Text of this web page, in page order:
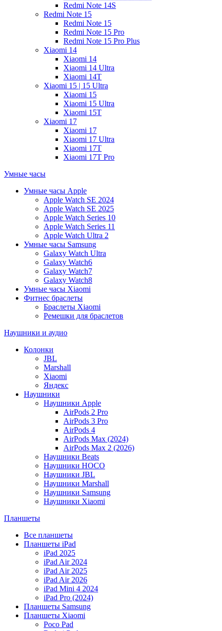
Redmi Note 14S
Redmi Note 15
Redmi Note 15
Redmi Note 15 Pro
Redmi Note 15 Pro Plus
Xiaomi 14
Xiaomi 14
Xiaomi 14 Ultra
Xiaomi 14T
Xiaomi 15 | 15 Ultra
Xiaomi 15
Xiaomi 15 Ultra
Xiaomi 15T
Xiaomi 17
Xiaomi 17
Xiaomi 17 Ultra
Xiaomi 17T
Xiaomi 17T Pro
Умные часы
Умные часы Apple
Apple Watch SE 2024
Apple Watch SE 2025
Apple Watch Series 10
Apple Watch Series 11
Apple Watch Ultra 2
Умные часы Samsung
Galaxy Watch Ultra
Galaxy Watch6
Galaxy Watch7
Galaxy Watch8
Умные часы Xiaomi
Фитнес браслеты
Браслеты Xiaomi
Ремешки для браслетов
Наушники и аудио
Колонки
JBL
Marshall
Xiaomi
Яндекс
Наушники
Наушники Apple
AirPods 2 Pro
AirPods 3 Pro
AirPods 4
AirPods Max (2024)
AirPods Max 2 (2026)
Наушники Beats
Наушники HOCO
Наушники JBL
Наушники Marshall
Наушники Samsung
Наушники Xiaomi
Планшеты
Все планшеты
Планшеты iPad
iPad 2025
iPad Air 2024
iPad Air 2025
iPad Air 2026
iPad Mini 4 2024
iPad Pro (2024)
Планшеты Samsung
Планшеты Xiaomi
Poco Pad